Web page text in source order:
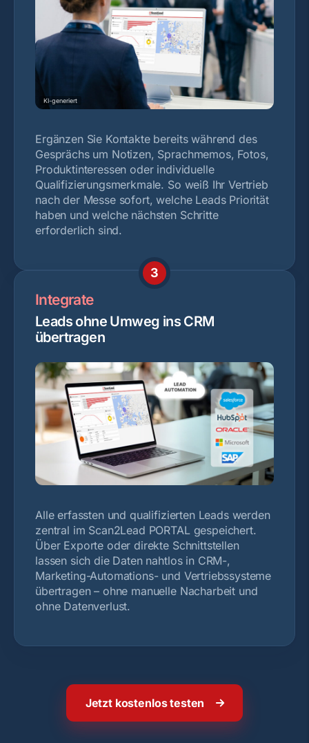
KI-generiert
Ergänzen Sie Kontakte bereits während des
Gesprächs um Notizen, Sprachmemos, Fotos,
Produktinteressen oder individuelle
Qualifizierungsmerkmale. So weiß Ihr Vertrieb
nach der Messe sofort, welche Leads Priorität
haben und welche nächsten Schritte
erforderlich sind.
3
Integrate
Leads ohne Umweg ins CRM
übertragen
Alle erfassten und qualifizierten Leads werden
zentral im Scan2Lead PORTAL gespeichert.
Über Exporte oder direkte Schnittstellen
lassen sich die Daten nahtlos in CRM-,
Marketing-Automations- und Vertriebssysteme
übertragen – ohne manuelle Nacharbeit und
ohne Datenverlust.
Jetzt kostenlos testen